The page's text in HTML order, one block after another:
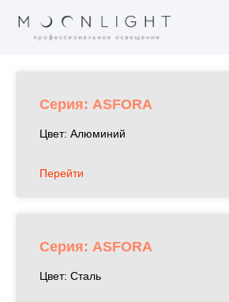
Серия: ASFORA
Цвет: Алюминий
Перейти
Серия: ASFORA
Цвет: Сталь